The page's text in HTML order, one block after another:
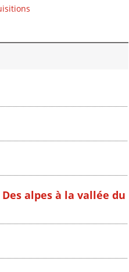
alpes à la vallée du